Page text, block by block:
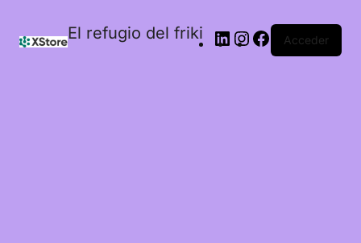
El refugio del friki Acceder